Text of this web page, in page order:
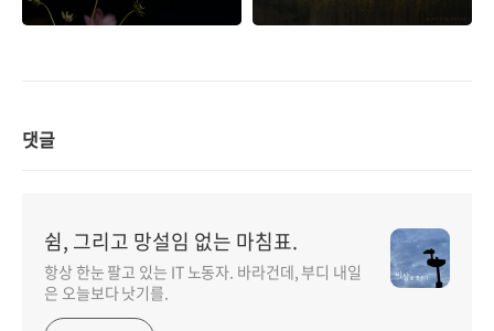
댓글
쉼, 그리고 망설임 없는 마침표.
항상 한눈 팔고 있는 IT 노동자. 바라건데, 부디 내일
은 오늘보다 낫기를.